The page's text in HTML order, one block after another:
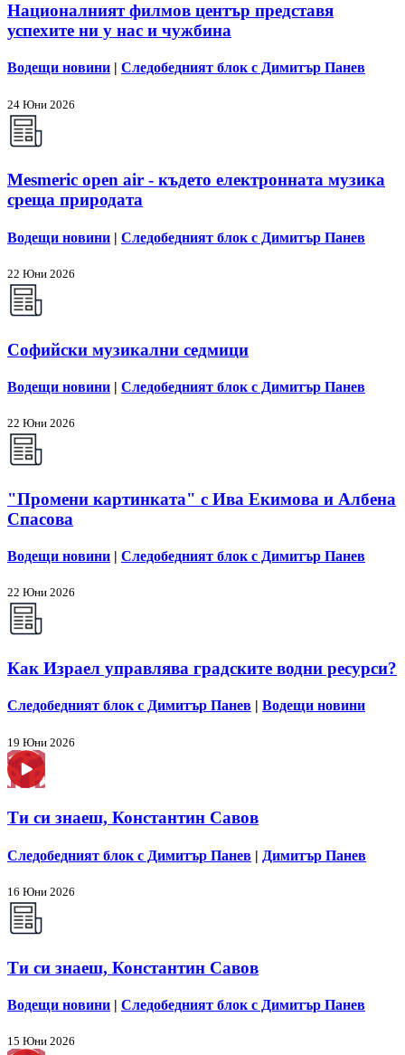
Националният филмов център представя
успехите ни у нас и чужбина
Водещи новини | Следобедният блок с Димитър Панев
24 Юни 2026
Mesmeric open air - където електронната музика
среща природата
Водещи новини | Следобедният блок с Димитър Панев
22 Юни 2026
Софийски музикални седмици
Водещи новини | Следобедният блок с Димитър Панев
22 Юни 2026
"Промени картинката" с Ива Екимова и Албена
Спасова
Водещи новини | Следобедният блок с Димитър Панев
22 Юни 2026
Как Израел управлява градските водни ресурси?
Следобедният блок с Димитър Панев | Водещи новини
19 Юни 2026
Ти си знаеш, Константин Савов
Следобедният блок с Димитър Панев | Димитър Панев
16 Юни 2026
Ти си знаеш, Константин Савов
Водещи новини | Следобедният блок с Димитър Панев
15 Юни 2026